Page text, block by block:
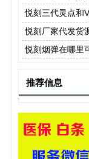
价格及口感哪款
悦刻三代灵点和
子烟正品价格及
悦刻厂家代发货
悦刻烟弹在哪里
推荐信息